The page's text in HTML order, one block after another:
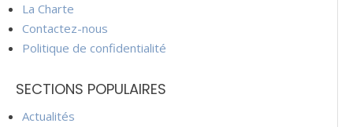
La Charte
Contactez-nous
Politique de confidentialité
SECTIONS POPULAIRES
Actualités